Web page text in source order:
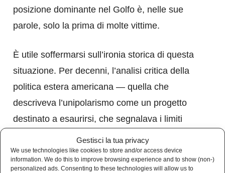
Gestisci la tua privacy
We use technologies like cookies to store and/or access device
information. We do this to improve browsing experience and to show (non-)
personalized ads. Consenting to these technologies will allow us to
posizione dominante nel Golfo è, nelle sue
parole, solo la prima di molte vittime.
È utile soffermarsi sull’ironia storica di questa
situazione. Per decenni, l’analisi critica della
politica estera americana — quella che
descriveva l’unipolarismo come un progetto
destinato a esaurirsi, che segnalava i limiti
strutturali della proiezione di forza militare
come strumento di ordine geopolitico — veniva
liquidata come antiamericanismo, ingenuità o